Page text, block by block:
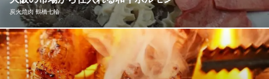
大阪メトロ今里筋線今里駅 徒歩2分
大阪府大阪市東成区大今里1-37-15
炭火焼肉 鶴橋七輪
すべて常にできるだけ新鮮な状態でお客様に提供させていただい
ています。 脂ののったシマ腸、弾力のあるレバーやハツ、柔らか
いミノやミノサンド、歯ごたえのあるコリコリやハチノス、ごり